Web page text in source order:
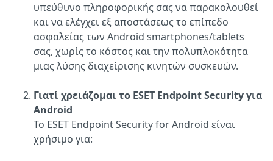
υπεύθυνο πληροφορικής σας να παρακολουθεί
και να ελέγχει εξ αποστάσεως το επίπεδο
ασφαλείας των Android smartphones/tablets
σας, χωρίς το κόστος και την πολυπλοκότητα
μιας λύσης διαχείρισης κινητών συσκευών.
Γιατί χρειάζομαι το ESET Endpoint Security για
Android
Το ESET Endpoint Security for Android είναι
χρήσιμο για: